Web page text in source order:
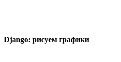
Django: рисуем графики